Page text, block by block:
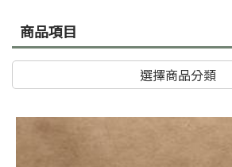
商品項目
選擇商品分類